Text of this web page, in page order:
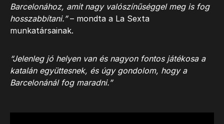
Barcelonához, amit nagy valószínűséggel meg is fog
hosszabbítani.”– mondta a La Sexta
munkatársainak.
“Jelenleg jó helyen van és nagyon fontos játékosa a
katalán együttesnek, és úgy gondolom, hogy a
Barcelonánál fog maradni.”